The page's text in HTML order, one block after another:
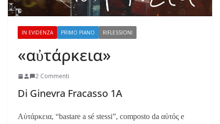
IN EVIDENZA PRIMO PIANO RIFLESSIONI
«αὐτάρκεια»
2 Commenti
Di Ginevra Fracasso 1A
Αὐτάρκεια, “bastare a sé stessi”, composto da αὐτός e